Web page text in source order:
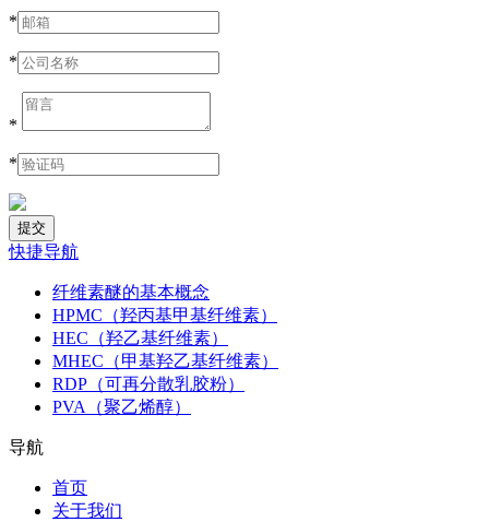
*
*
*
*
快捷导航
纤维素醚的基本概念
HPMC（羟丙基甲基纤维素）
HEC（羟乙基纤维素）
MHEC（甲基羟乙基纤维素）
RDP（可再分散乳胶粉）
PVA（聚乙烯醇）
导航
首页
关于我们